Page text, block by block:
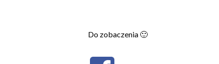
Do zobaczenia 🙂